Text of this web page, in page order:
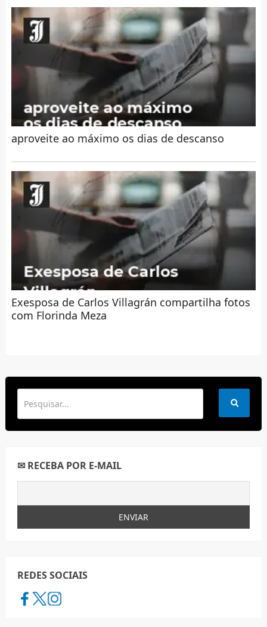
aproveite ao máximo os dias de descanso
Exesposa de Carlos Villagrán compartilha fotos
com Florinda Meza
✉ RECEBA POR E-MAIL
REDES SOCIAIS